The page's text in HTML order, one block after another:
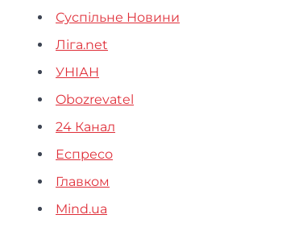
Суспільне Новини
Ліга.net
УНІАН
Obozrevatel
24 Канал
Еспресо
Главком
Mind.ua